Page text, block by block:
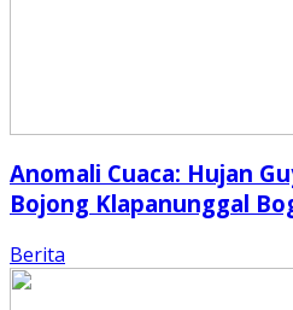
Anomali Cuaca: Hujan
Bojong Klapanunggal
Berita